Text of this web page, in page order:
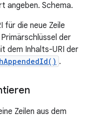
angeben. Schema.
für die neue Zeile
der
dem Inhalts-URI der
.
Zeilen aus dem